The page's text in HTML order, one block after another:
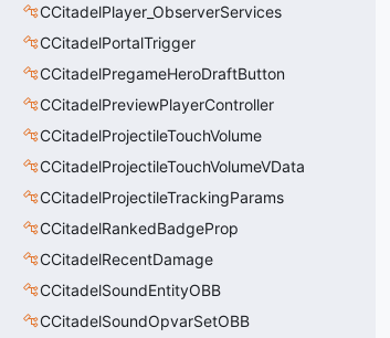
CCitadelPlayer_ObserverServices
CCitadelPortalTrigger
CCitadelPregameHeroDraftButton
CCitadelPreviewPlayerController
CCitadelProjectileTouchVolume
CCitadelProjectileTouchVolumeVData
CCitadelProjectileTrackingParams
CCitadelRankedBadgeProp
CCitadelRecentDamage
CCitadelSoundEntityOBB
CCitadelSoundOpvarSetOBB